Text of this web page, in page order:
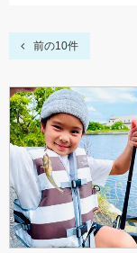
前の10件